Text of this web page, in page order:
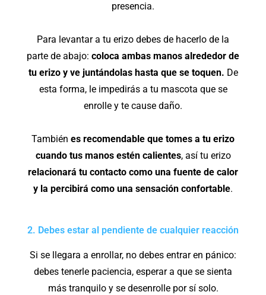
presencia.
Para levantar a tu erizo debes de hacerlo de la
parte de abajo: coloca ambas manos alrededor de
tu erizo y ve juntándolas hasta que se toquen. De
esta forma, le impedirás a tu mascota que se
enrolle y te cause daño.
También es recomendable que tomes a tu erizo
cuando tus manos estén calientes, así tu erizo
relacionará tu contacto como una fuente de calor
y la percibirá como una sensación confortable.
2. Debes estar al pendiente de cualquier reacción
Si se llegara a enrollar, no debes entrar en pánico:
debes tenerle paciencia, esperar a que se sienta
más tranquilo y se desenrolle por sí solo.